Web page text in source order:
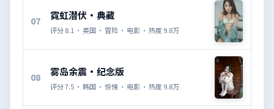
07 霓虹潜伏·典藏
评分8.1 · 英国 · 冒险 · 电影 · 热度9.8万
08 雾岛余震·纪念版
评分7.5 · 韩国 · 惊悚 · 电影 · 热度9.8万